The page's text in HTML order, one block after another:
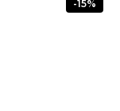
-15%